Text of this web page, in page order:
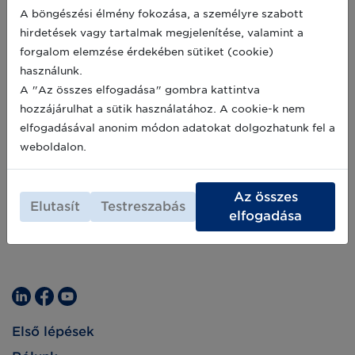
keretében a Google képviselője arról beszélt,
hogy elismerik a GS1 szabványok jelenlegi új
fejlesztésű vagy kidolgozás alatt álló azon
megoldásainak szükségességét, melyek
könnyebbé teszik Google kereséseket és
segítenek a teljes körű online vásárlói élmény
biztosításában.
Első lépések
A böngészési élmény fokozása, a személyre szabott
hirdetések vagy tartalmak megjelenítése, valamint a
forgalom elemzése érdekében sütiket (cookie)
használunk.
A "Az összes elfogadása" gombra kattintva
hozzájárulhat a sütik használatához. A cookie-k nem
elfogadásával anonim módon adatokat dolgozhatunk fel a
weboldalon.
Elutasít Testreszabás
Az összes
elfogadása